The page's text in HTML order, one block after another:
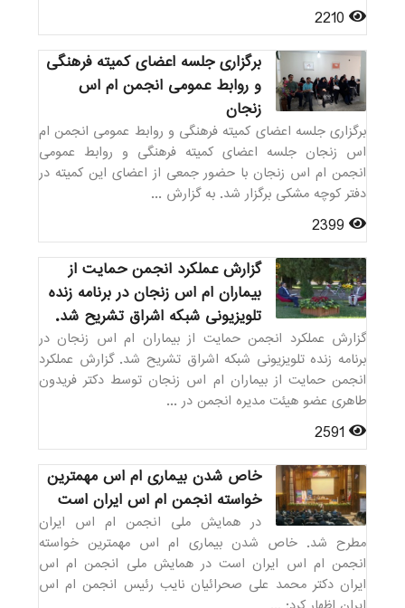
برگزاری جلسه اعضای کمیته فرهنگی
و روابط عمومی انجمن ام اس
زنجان
برگزاری جلسه اعضای کمیته فرهنگی و روابط عمومی انجمن ام
اس زنجان جلسه اعضای کمیته فرهنگی و روابط عمومی
انجمن ام اس زنجان با حضور جمعی از اعضای این کمیته در
دفتر کوچه مشکی برگزار شد. به گزارش ...
گزارش عملکرد انجمن حمایت از
بیماران ام اس زنجان در برنامه زنده
تلویزیونی شبکه اشراق تشریح شد.
گزارش عملکرد انجمن حمایت از بیماران ام اس زنجان در
برنامه زنده تلویزیونی شبکه اشراق تشریح شد. گزارش عملکرد
انجمن حمایت از بیماران ام اس زنجان توسط دکتر فریدون
طاهری عضو هیئت مدیره انجمن در ...
خاص شدن بیماری ام اس مهمترین
خواسته انجمن ام اس ایران است
در همایش ملی انجمن ام اس ایران
مطرح شد. خاص شدن بیماری ام اس مهمترین خواسته
انجمن ام اس ایران است در همایش ملی انجمن ام اس
ایران دکتر محمد علی صحرائیان نایب رئیس انجمن ام اس